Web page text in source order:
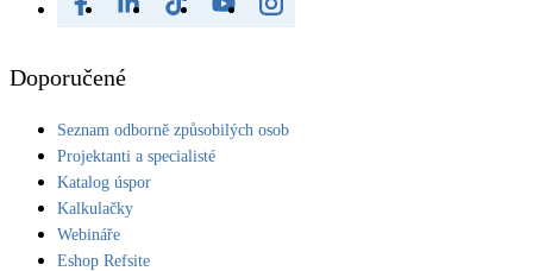
Doporučené
Seznam odborně způsobilých osob
Projektanti a specialisté
Katalog úspor
Kalkulačky
Webináře
Eshop Refsite